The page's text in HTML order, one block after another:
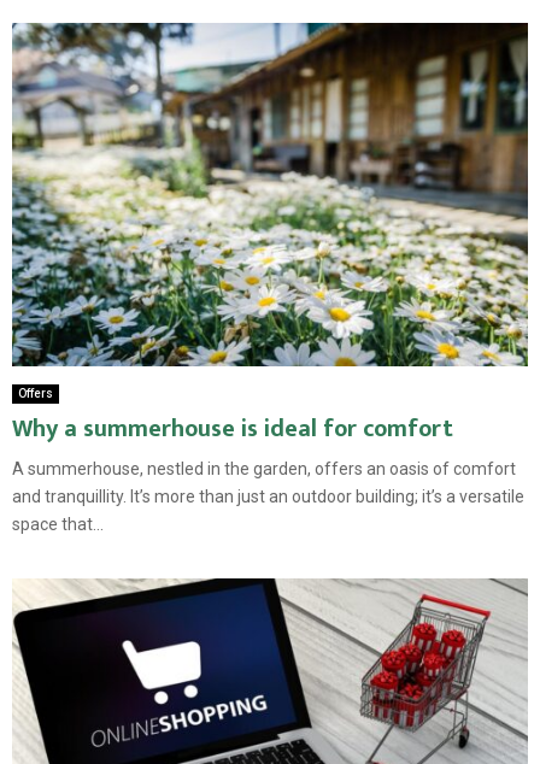
Offers
Why a summerhouse is ideal for comfort
A summerhouse, nestled in the garden, offers an oasis of comfort
and tranquillity. It’s more than just an outdoor building; it’s a versatile
space that...